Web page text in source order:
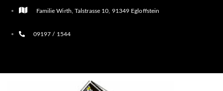
Familie Wirth, Talstrasse 10, 91349 Egloffstein
09197 / 1544